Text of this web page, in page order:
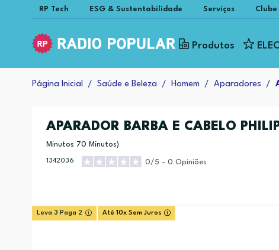
RP Tech ESG & Sustentabilidade Serviços Clube
Produtos
Página Inicial Saúde e Beleza Homem Aparadores
APARADOR BARBA E CABELO
Minutos 70 Minutos)
1342036 0/5 - 0 Opiniões
Leva 3 Paga 2 Até 10x Sem Juros